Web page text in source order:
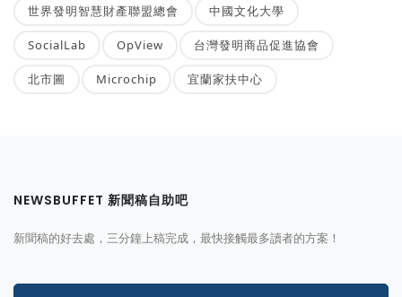
世界發明智慧財產聯盟總會 中國文化大學
SocialLab OpView 台灣發明商品促進協會
北市圖 Microchip 宜蘭家扶中心
NEWSBUFFET 新聞稿自助吧
新聞稿的好去處，三分鐘上稿完成，最快接觸最多讀者的方案！